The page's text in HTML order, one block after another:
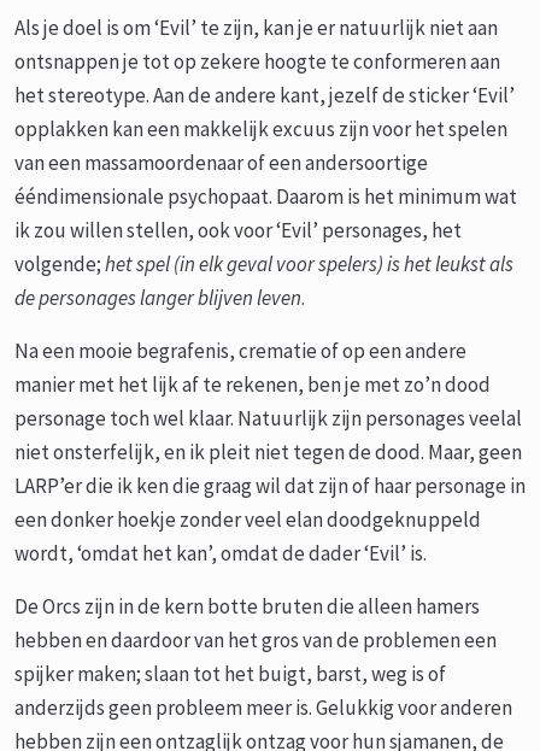
Als je doel is om ‘Evil’ te zijn, kan je er natuurlijk niet aan
ontsnappen je tot op zekere hoogte te conformeren aan
het stereotype. Aan de andere kant, jezelf de sticker ‘Evil’
opplakken kan een makkelijk excuus zijn voor het spelen
van een massamoordenaar of een andersoortige
ééndimensionale psychopaat. Daarom is het minimum wat
ik zou willen stellen, ook voor ‘Evil’ personages, het
volgende;het spel (in elk geval voor spelers) is het leukst als
de personages langer blijven leven.
Na een mooie begrafenis, crematie of op een andere
manier met het lijk af te rekenen, ben je met zo’n dood
personage toch wel klaar. Natuurlijk zijn personages veelal
niet onsterfelijk, en ik pleit niet tegen de dood. Maar, geen
LARP’er die ik ken die graag wil dat zijn of haar personage in
een donker hoekje zonder veel elan doodgeknuppeld
wordt, ‘omdat het kan’, omdat de dader ‘Evil’ is.
De Orcs zijn in de kern botte bruten die alleen hamers
hebben en daardoor van het gros van de problemen een
spijker maken; slaan tot het buigt, barst, weg is of
anderzijds geen probleem meer is. Gelukkig voor anderen
hebben zijn een ontzaglijk ontzag voor hun sjamanen, de